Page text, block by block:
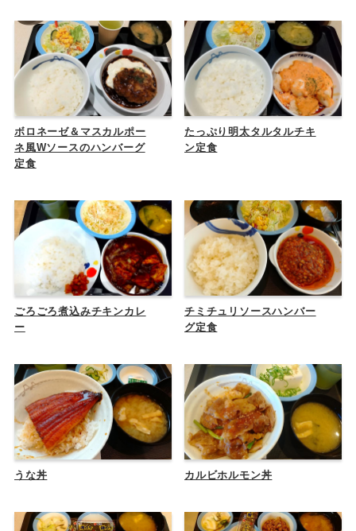
ボロネーゼ＆マスカルポー
ネ風Wソースのハンバーグ
定食
たっぷり明太タルタルチキ
ン定食
ごろごろ煮込みチキンカレ
ー
チミチュリソースハンバー
グ定食
うな丼 カルビホルモン丼